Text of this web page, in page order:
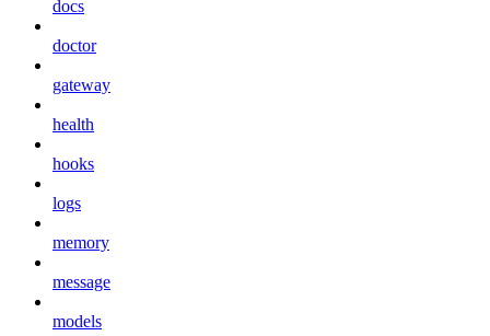
docs
doctor
gateway
health
hooks
logs
memory
message
models